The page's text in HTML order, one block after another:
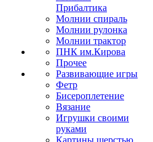
Прибалтика
Молнии спираль
Молнии рулонка
Молнии трактор
ПНК им.Кирова
Прочее
Развивающие игры
Фетр
Бисероплетение
Вязание
Игрушки своими
руками
Картины шерстью